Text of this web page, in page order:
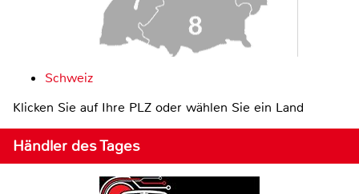
Schweiz
Klicken Sie auf Ihre PLZ oder wählen Sie ein Land
Händler des Tages